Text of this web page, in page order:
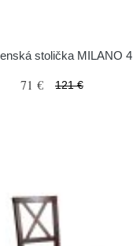
stolička MILANO 4
71 € 121 €